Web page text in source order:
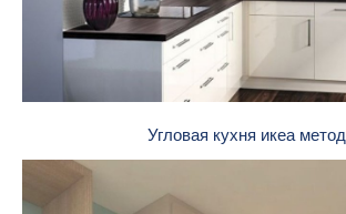
Угловая кухня икеа метод